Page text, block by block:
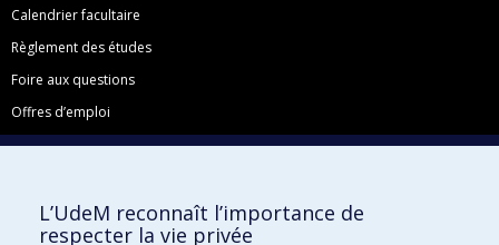
Calendrier facultaire
Règlement des études
Foire aux questions
Offres d’emploi
Facebook
LinkedInL’UdeM reconnaît l’importance de
respecter la vie privée